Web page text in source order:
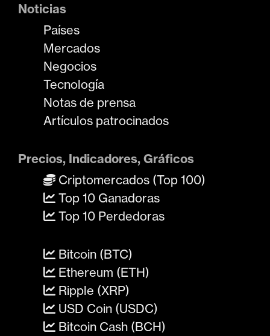
Noticias
Países
Mercados
Negocios
Tecnología
Notas de prensa
Artículos patrocinados
Precios, Indicadores, Gráficos
Criptomercados (Top 100)
Top 10 Ganadoras
Top 10 Perdedoras
Bitcoin (BTC)
Ethereum (ETH)
Ripple (XRP)
USD Coin (USDC)
Bitcoin Cash (BCH)